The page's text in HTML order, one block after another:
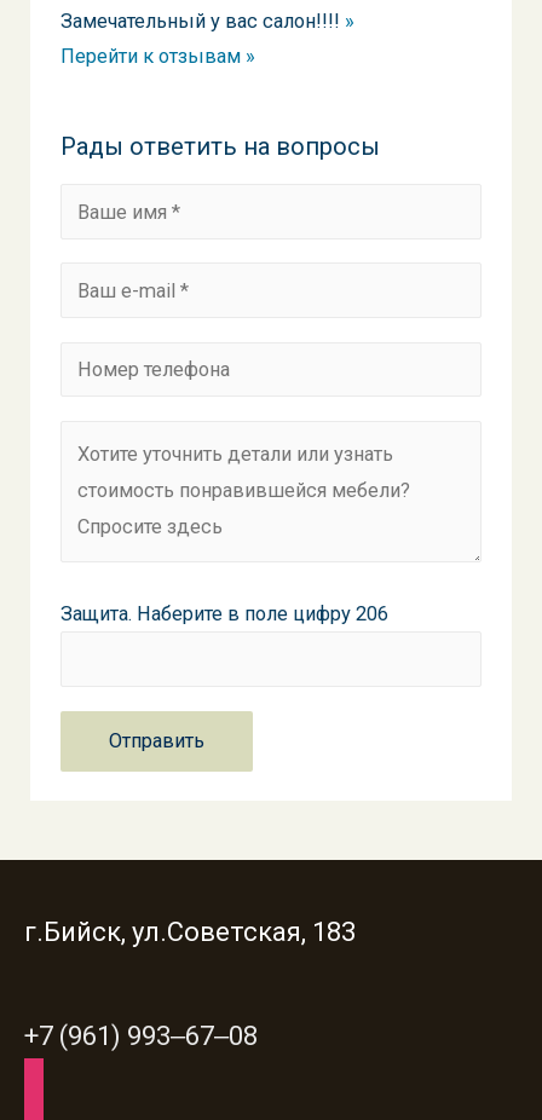
Замечательный у вас салон!!!! »
Перейти к отзывам »
Рады ответить на вопросы
Защита. Наберите в поле цифру 206
г.Бийск, ул.Советская, 183
+7 (961) 993‒67‒08